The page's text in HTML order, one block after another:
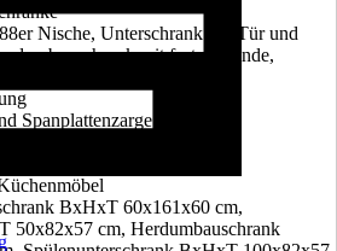
Nische, Unterschrank mit Tür und
mit fester Blende,
cm, Hängeschrank 50 cm
Spanplattenzarge
BxHxT 60x161x60 cm,
50x82x57 cm, Herdumbauschrank